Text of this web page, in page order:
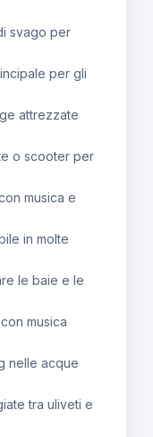
svago per
per gli
attrezzate
o scooter per
musica e
in molte
le baie e le
musica
nelle acque
tra uliveti e